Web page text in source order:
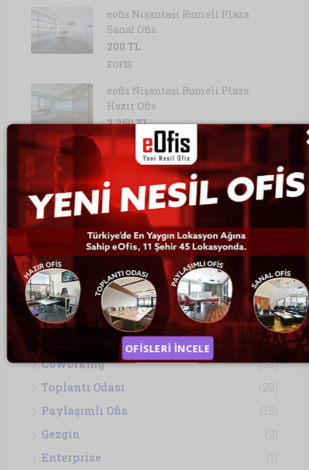
eofis Nişantaşı Rumeli Plaza
Sanal Ofis
200 TL
EOFIS
eofis Nişantaşı Rumeli Plaza
Hazır Ofis
2,250 TL
EOFIS
eofis Şişli Nurol Tower Hazır Ofis
1,200 TL
EOFIS
Ofis Kategorileri
Hazır Ofis
(74)
(36)
Coworking
(33)
Toplantı Odası
(28)
Paylaşımlı Ofis
(19)
Gezgin
(2)
Enterprise
(1)
OFİSLERİ İNCELE